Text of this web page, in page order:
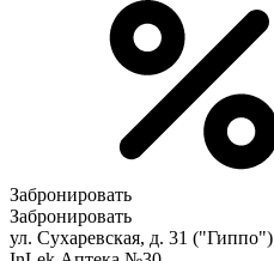
Забронировать
Забронировать
ул. Сухаревская, д. 31 ("Гиппо")